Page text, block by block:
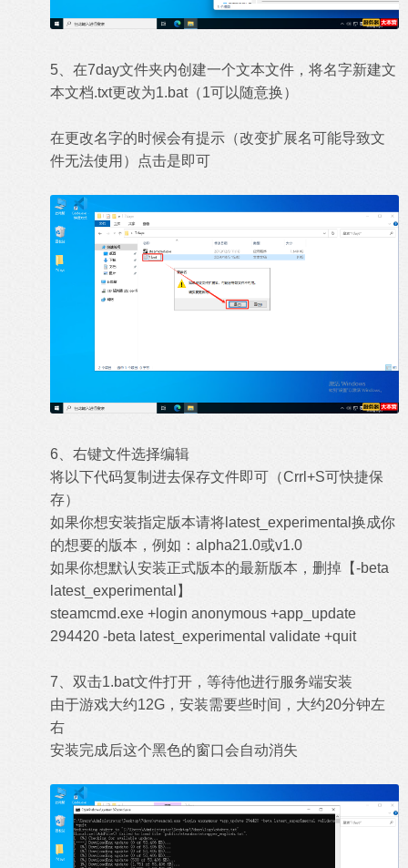
5、在7day文件夹内创建一个文本文件，将名字新建文
本文档.txt更改为1.bat（1可以随意换）
在更改名字的时候会有提示（改变扩展名可能导致文
件无法使用）点击是即可
6、右键文件选择编辑
将以下代码复制进去保存文件即可（Crrl+S可快捷保
存）
如果你想安装指定版本请将latest_experimental换成你
的想要的版本，例如：alpha21.0或v1.0
如果你想默认安装正式版本的最新版本，删掉【-beta
latest_experimental】
steamcmd.exe +login anonymous +app_update
294420 -beta latest_experimental validate +quit
7、双击1.bat文件打开，等待他进行服务端安装
由于游戏大约12G，安装需要些时间，大约20分钟左
右
安装完成后这个黑色的窗口会自动消失